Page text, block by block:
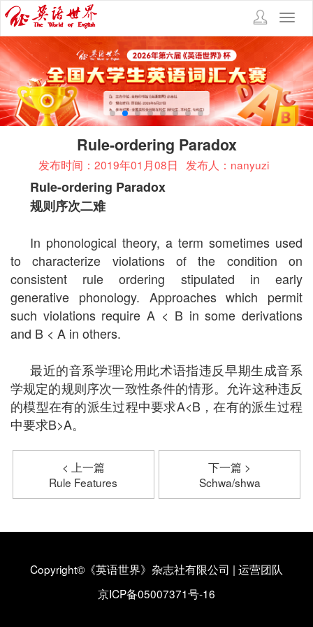
Rule-ordering Paradox
发布时间：2019年01月08日 发布人：nanyuzi
Rule-ordering Paradox
规则序次二难
In phonological theory, a term sometimes used
to characterize violations of the condition on
consistent rule ordering stipulated in early
generative phonology. Approaches which permit
such violations require A < B in some derivations
and B < A in others.
最近的音系学理论用此术语指违反早期生成音系
学规定的规则序次一致性条件的情形。允许这种违反
的模型在有的派生过程中要求A<B，在有的派生过程
中要求B>A。
< 上一篇
Rule Features
下一篇 >
Schwa/shwa
Copyright©《英语世界》杂志社有限公司 | 运营团队
京ICP备05007371号-16